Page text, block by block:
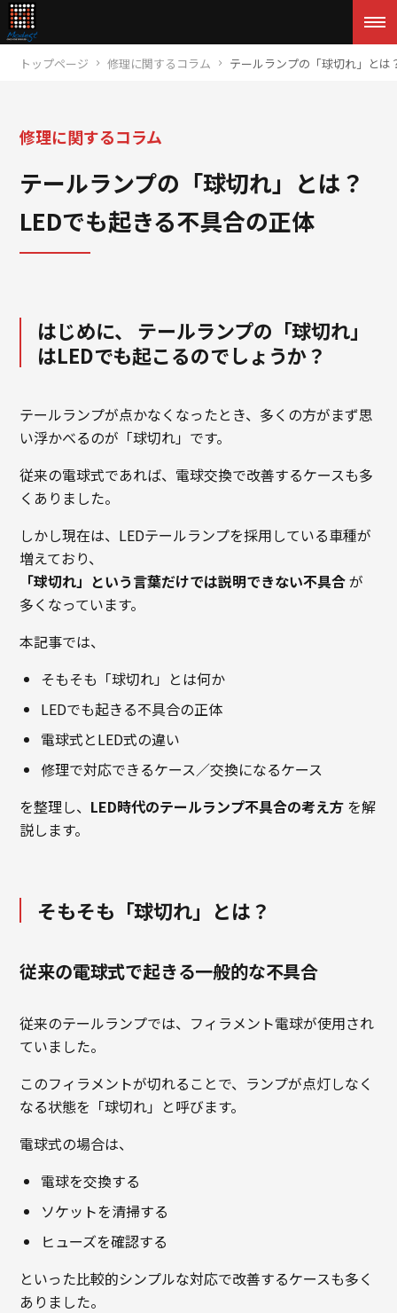
トップページ 修理に関するコラム テールランプの「球切れ」とは
修理に関するコラム
テールランプの「球切れ」とは？
LEDでも起きる不具合の正体
はじめに、 テールランプの「球切れ」
はLEDでも起こるのでしょうか？
テールランプが点かなくなったとき、多くの方がまず思
い浮かべるのが「球切れ」です。
従来の電球式であれば、電球交換で改善するケースも多
くありました。
しかし現在は、LEDテールランプを採用している車種が
増えており、
「球切れ」という言葉だけでは説明できない不具合が
多くなっています。
本記事では、
そもそも「球切れ」とは何か
LEDでも起きる不具合の正体
電球式とLED式の違い
修理で対応できるケース／交換になるケース
を整理し、 LED時代のテールランプ不具合の考え方 を解
説します。
そもそも「球切れ」とは？
従来の電球式で起きる一般的な不具合
従来のテールランプでは、フィラメント電球が使用され
ていました。
このフィラメントが切れることで、ランプが点灯しなく
なる状態を「球切れ」と呼びます。
電球式の場合は、
電球を交換する
ソケットを清掃する
ヒューズを確認する
といった比較的シンプルな対応で改善するケースも多く
ありました。